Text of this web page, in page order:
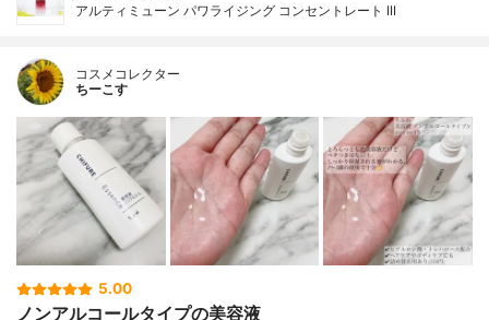
アルティミューン パワライジング コンセントレート III
コスメコレクター
ちーこす
5.00
ノンアルコールタイプの美容液